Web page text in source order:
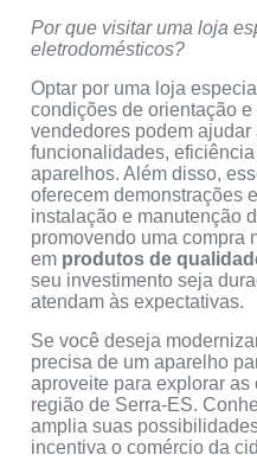
Por que visitar uma loja
eletrodomésticos?
Optar por uma loja
condições de orientação
vendedores podem
funcionalidades,
aparelhos. Além disso,
oferecem demonstrações
instalação e manutenção
promovendo uma compra
em produtos de
seu investimento seja
atendam às expectativas.
Se você deseja
precisa de um aparelho
aproveite para explorar
região de Serra-ES.
amplia suas
incentiva o comércio da